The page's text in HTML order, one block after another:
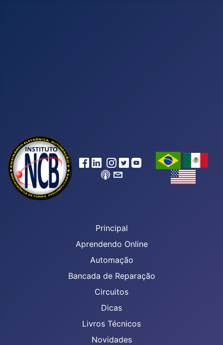
Principal
Aprendendo Online
Automação
Bancada de Reparação
Circuitos
Dicas
Livros Técnicos
Novidades